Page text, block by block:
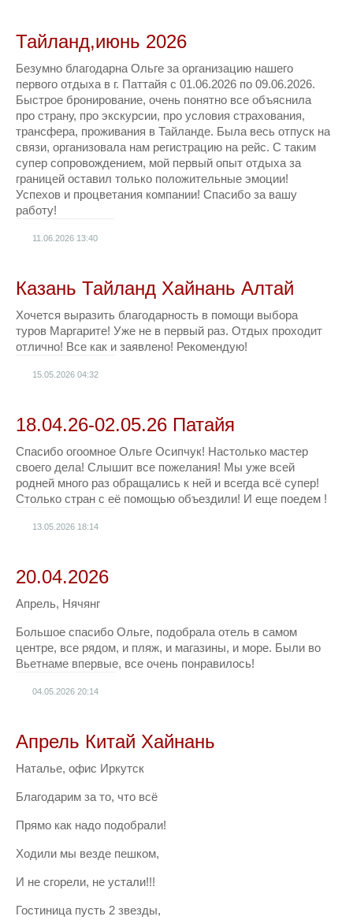
Тайланд,июнь 2026
Безумно благодарна Ольге за организацию нашего
первого отдыха в г. Паттайя с 01.06.2026 по 09.06.2026.
Быстрое бронирование, очень понятно все объяснила
про страну, про экскурсии, про условия страхования,
трансфера, проживания в Тайланде. Была весь отпуск на
связи, организовала нам регистрацию на рейс. С таким
супер сопровождением, мой первый опыт отдыха за
границей оставил только положительные эмоции!
Успехов и процветания компании! Спасибо за вашу
работу!
11.06.2026 13:40
Казань Тайланд Хайнань Алтай
Хочется выразить благодарность в помощи выбора
туров Маргарите! Уже не в первый раз. Отдых проходит
отлично! Все как и заявлено! Рекомендую!
15.05.2026 04:32
18.04.26-02.05.26 Патайя
Спасибо огоомное Ольге Осипчук! Настолько мастер
своего дела! Слышит все пожелания! Мы уже всей
родней много раз обращались к ней и всегда всё супер!
Столько стран с её помощью объездили! И еще поедем !
13.05.2026 18:14
20.04.2026
Апрель, Нячянг
Большое спасибо Ольге, подобрала отель в самом
центре, все рядом, и пляж, и магазины, и море. Были во
Вьетнаме впервые, все очень понравилось!
04.05.2026 20:14
Апрель Китай Хайнань
Наталье, офис Иркутск
Благодарим за то, что всё
Прямо как надо подобрали!
Ходили мы везде пешком,
И не сгорели, не устали!!!
Гостиница пусть 2 звезды,